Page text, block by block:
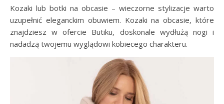
Kozaki lub botki na obcasie – wieczorne stylizacje warto
uzupełnić eleganckim obuwiem. Kozaki na obcasie, które
znajdziesz w ofercie Butiku, doskonale wydłużą nogi i
nadadzą twojemu wyglądowi kobiecego charakteru.